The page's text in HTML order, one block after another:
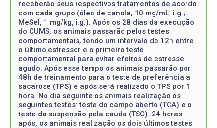
receberão seus respectivos tratamentos de acordo
com cada grupo (óleo de canola, 10 mg/mL, i.g.;
MeSeI, 1 mg/kg, i.g.). Após os 28 dias da execução
do CUMS, os animais passarão pelos testes
comportamentais, tendo um intervalo de 12h entre
o último estressor e o primeiro teste
comportamental para evitar efeitos de estresse
agudo. Após esse tempo os animais passarão por
48h de treinamento para o teste de preferência a
sacarose (TPS) e após será realizado o TPS por 1
hora. No dia seguinte os animais realização os
seguintes testes: teste do campo aberto (TCA) e o
teste da suspensão pela cauda (TSC). 24 horas
após, os animais realização os dois últimos testes